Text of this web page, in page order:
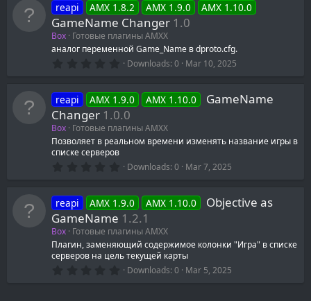
reapi AMX 1.8.2 AMX 1.9.0 AMX 1.10.0
GameName Changer 1.0
Box Готовые плагины AMXX
аналог переменной Game_Name в dproto.cfg.
0
0
s
a
r
(
Downloads 0 Mar 10, 2025
reapi AMX 1.9.0 AMX 1.10.0
GameName
Changer 1.0.0
Box Готовые плагины AMXX
Позволяет в реальном времени изменять название игры в
списке серверов
0
0
s
t
a
r
(
s
Downloads 0 Mar 7, 2025
reapi AMX 1.9.0 AMX 1.10.0
Objective as
GameName 1.2.1
Box Готовые плагины AMXX
Плагин, заменяющий содержимое колонки "Игра" в списке
серверов на цель текущей карты
0 Downloads 0 Mar 5, 2025